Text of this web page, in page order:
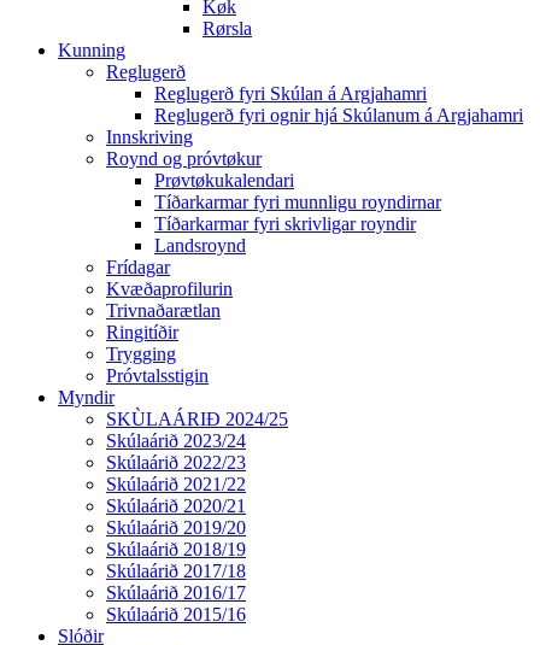
Køk
Rørsla
Kunning
Reglugerð
Reglugerð fyri Skúlan á Argjahamri
Reglugerð fyri ognir hjá Skúlanum á Argjahamri
Innskriving
Roynd og próvtøkur
Prøvtøkukalendari
Tíðarkarmar fyri munnligu royndirnar
Tíðarkarmar fyri skrivligar royndir
Landsroynd
Frídagar
Kvæðaprofilurin
Trivnaðarætlan
Ringitíðir
Trygging
Próvtalsstigin
Myndir
SKÙLAÁRIÐ 2024/25
Skúlaárið 2023/24
Skúlaárið 2022/23
Skúlaárið 2021/22
Skúlaárið 2020/21
Skúlaárið 2019/20
Skúlaárið 2018/19
Skúlaárið 2017/18
Skúlaárið 2016/17
Skúlaárið 2015/16
Slóðir